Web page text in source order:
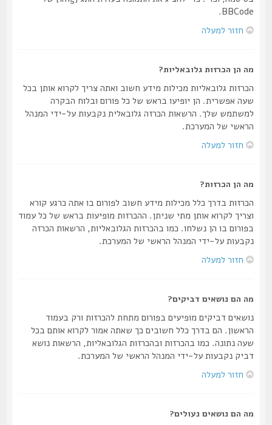
BBCode.
חזור למעלה
מה הן הכרזות גלובאליות?
הכרזות גלובאליות מכילות מידע חשוב ואתה צריך לקרוא אותן בכל
שעה אפשרית. הן יופיעו בראש של כל פורום ובלוח הבקרה
למשתמש שלך. הרשאות הכרזה גלובאלית נקבעות על-ידי המנהל
הראשי של המערכת.
חזור למעלה
מה הן הכרזות?
הכרזות בדרך כלל מכילות מידע חשוב לפורום בו אתה כרגע קורא
וצריך לקרוא אותן מתי שניתן. ההכרזות מופיעות בראש של כל עמוד
בפורום בו הן נשלחו. כמו בהכרזות הגלובאליות, הרשאות הכרזה
נקבעות על-ידי המנהל הראשי של המערכת.
חזור למעלה
מה הם נושאים דביקים?
נושאים דביקים מופיעים בפורום מתחת להכרזות ורק בעמוד
הראשון. הם בדרך כלל חשובים כך שאתה אמור לקרוא אותם בכל
שעה נתונה. כמו בהכרזות ובהכרזות הגלובאליות, הרשאות נושא
דביק נקבעות על-ידי המנהל הראשי של המערכת.
חזור למעלה
מה הם נושאים נעולים?